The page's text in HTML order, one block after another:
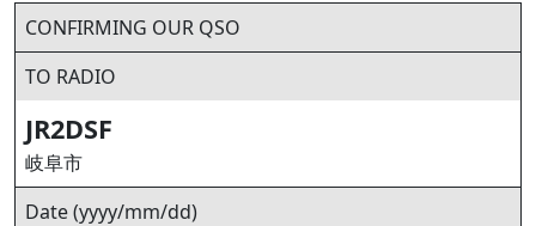
CONFIRMING OUR QSO
TO RADIO
JR2DSF
岐阜市
Date (yyyy/mm/dd)